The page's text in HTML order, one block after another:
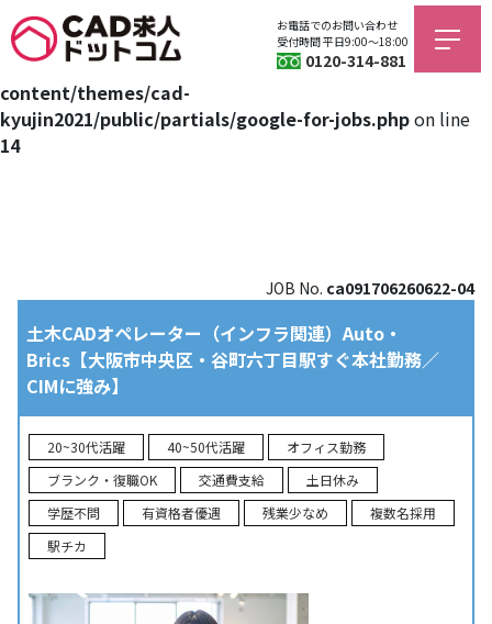
Warning: Trying to access array offset on value of type bool
in/home/jagfield/cad-kyujin.com/public_html/wp/wp-
content/themes/cad-
kyujin2021/public/partials/google-for-jobs.phpon line
14
お電話でのお問い合わせ
受付時間 平日9:00〜18:00
0120-314-881
JOB No. ca091706260622-04
土木CADオペレーター（インフラ関連）Auto・
Brics【大阪市中央区・谷町六丁目駅すぐ本社勤務／
CIMに強み】
20~30代活躍 40~50代活躍
オフィス勤務
ブランク・復職OK
交通費支給
土日休み
学歴不問
有資格者優遇 残業少なめ
複数名採用
駅チカ